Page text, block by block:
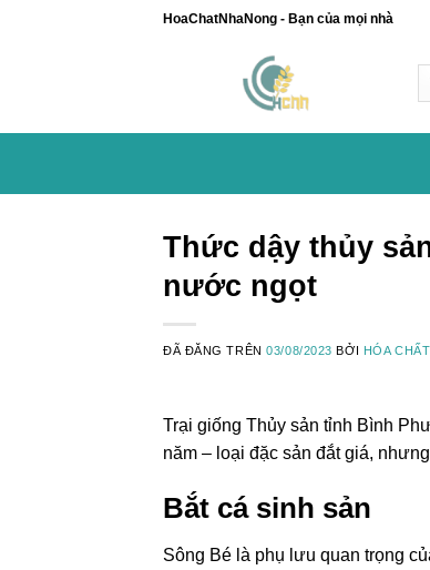
HoaChatNhaNong - Bạn của mọi nhà
Thức dậy thủy
nước ngọt
ĐÃ ĐĂNG TRÊN03/08/2023 BỞI HÓA
Trại giống Thủy sản tỉnh Bình
năm – loại đặc sản đắt giá,
Bắt cá sinh sản
Sông Bé là phụ lưu quan trọng